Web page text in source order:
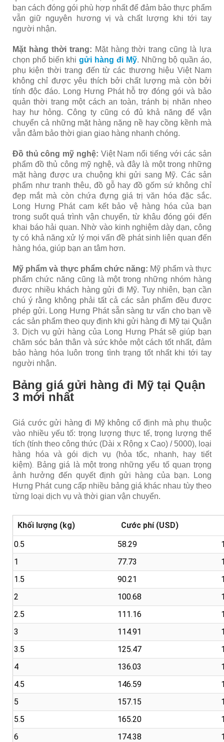
bạn cách đóng gói phù hợp nhất để đảm bảo thực phẩm
vẫn giữ nguyên hương vị và chất lượng khi tới tay
người nhận.
Mặt hàng thời trang: Mặt hàng thời trang cũng là lựa
chọn phổ biến khigửi hàng đi Mỹ. Những bộ quần áo,
phụ kiện thời trang đến từ các thương hiệu Việt Nam
không chỉ được yêu thích bởi chất lượng mà còn bởi
tính độc đáo. Long Hưng Phát hỗ trợ đóng gói và bảo
quản thời trang một cách an toàn, tránh bị nhăn nheo
hay hư hỏng. Công ty cũng có đủ khả năng để vận
chuyển cả những mặt hàng nặng nề hay cồng kềnh mà
vẫn đảm bảo thời gian giao hàng nhanh chóng.
Đồ thủ công mỹ nghệ: Việt Nam nổi tiếng với các sản
phẩm đồ thủ công mỹ nghệ, và đây là một trong những
mặt hàng được ưa chuộng khi gửi sang Mỹ. Các sản
phẩm như tranh thêu, đồ gỗ hay đồ gốm sứ không chỉ
đẹp mắt mà còn chứa đựng giá trị văn hóa đặc sắc.
Long Hưng Phát cam kết bảo vệ hàng hóa của bạn
trong suốt quá trình vận chuyển, từ khâu đóng gói đến
khai báo hải quan. Nhờ vào kinh nghiệm dày dạn, công
ty có khả năng xử lý mọi vấn đề phát sinh liên quan đến
hàng hóa, giúp bạn an tâm hơn.
Mỹ phẩm và thực phẩm chức năng: Mỹ phẩm và thực
phẩm chức năng cũng là một trong những nhóm hàng
được nhiều khách hàng gửi đi Mỹ. Tuy nhiên, bạn cần
chú ý rằng không phải tất cả các sản phẩm đều được
phép gửi. Long Hưng Phát sẵn sàng tư vấn cho bạn về
các sản phẩm theo quy định khi gửi hàng đi Mỹ tại Quận
3. Dịch vụ gửi hàng của Long Hưng Phát sẽ giúp bạn
chăm sóc bản thân và sức khỏe một cách tốt nhất, đảm
bảo hàng hóa luôn trong tình trạng tốt nhất khi tới tay
người nhận.
Bảng giá gửi hàng đi Mỹ tại Quận
3 mới nhất
Giá cước gửi hàng đi Mỹ không cố định mà phụ thuộc
vào nhiều yếu tố: trọng lượng thực tế, trọng lượng thể
tích (tính theo công thức (Dài x Rộng x Cao) / 5000), loại
hàng hóa và gói dịch vụ (hỏa tốc, nhanh, hay tiết
kiệm)
Bảng giá là một trong những yếu tố quan trọng
ảnh hưởng đến quyết định gửi hàng của bạn. Long
Hưng Phát cung cấp nhiều bảng giá khác nhau tùy theo
từng loại dịch vụ và thời gian vận chuyển.
Khối lượng (kg)
Cước phí (USD)
0.5
58.29
1
77.73
1.5
90.21
2
100.68
2.5
111.16
3
114.91
3.5
125.47
4
136.03
4.5
146.59
5
157.15
5.5
165.20
6
174.38